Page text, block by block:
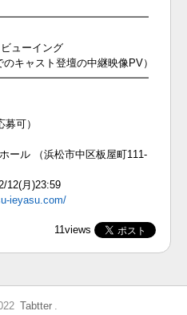
ューイング
キャスト登壇の中継映像PV）
可）
ール （浜松市中区板屋町111-
12(月)23:59
ieyasu.com/
11views
Tabtter .